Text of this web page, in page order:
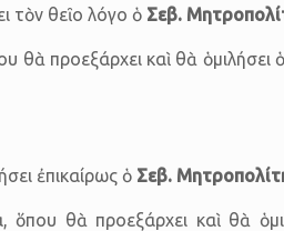
τὸν θεῖο λόγο ὁ Σεβ.
θὰ προεξάρχει καὶ θὰ
ἐπικαίρως ὁ Σεβ.
θὰ προεξάρχει καὶ θὰ